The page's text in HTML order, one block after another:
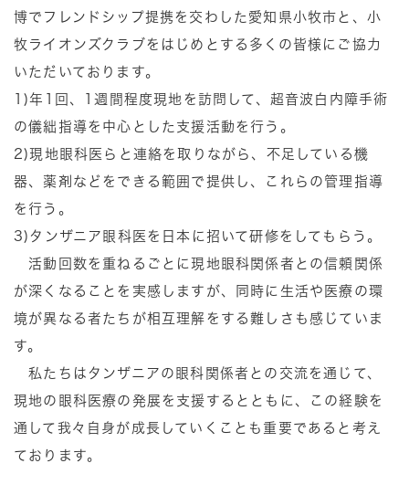
博でフレンドシップ提携を交わした愛知県小牧市と、小
牧ライオンズクラブをはじめとする多くの皆様にご協力
いただいております。
1)年1回、1週間程度現地を訪問して、超音波白内障手術
の儀絀指導を中心とした支援活動を行う。
2)現地眼科医らと連絡を取りながら、不足している機
器、薬剤などをできる範囲で提供し、これらの管理指導
を行う。
3)タンザニア眼科医を日本に招いて研修をしてもらう。
活動回数を重ねるごとに現地眼科関係者との信頼関係
が深くなることを実感しますが、同時に生活や医療の環
境が異なる者たちが相互理解をする難しさも感じていま
す。
私たちはタンザニアの眼科関係者との交流を通じて、
現地の眼科医療の発展を支援するとともに、この経験を
通して我々自身が成長していくことも重要であると考え
ております。